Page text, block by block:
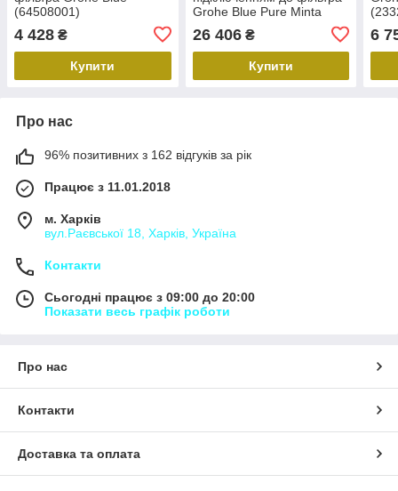
(64508001)
4 428 ₴
Купити
Grohe Blue Pure Minta
26 406₴
Купити
6
Про нас
96% позитивних з 162 відгуків за рік
Працює з 11.01.2018
м. Харків
вул.Раєвської 18, Харків, Україна
Контакти
Сьогодні працює з 09:00 до 20:00
Показати весь графік роботи
Про нас
Контакти
Доставка та оплата